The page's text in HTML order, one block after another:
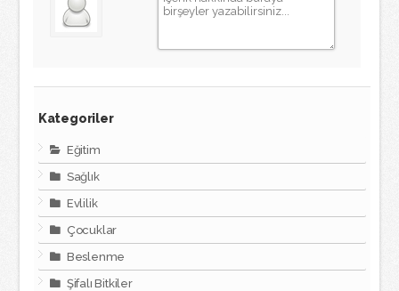
Kategoriler
Eğitim
Sağlık
Evlilik
Çocuklar
Beslenme
Şifalı Bitkiler